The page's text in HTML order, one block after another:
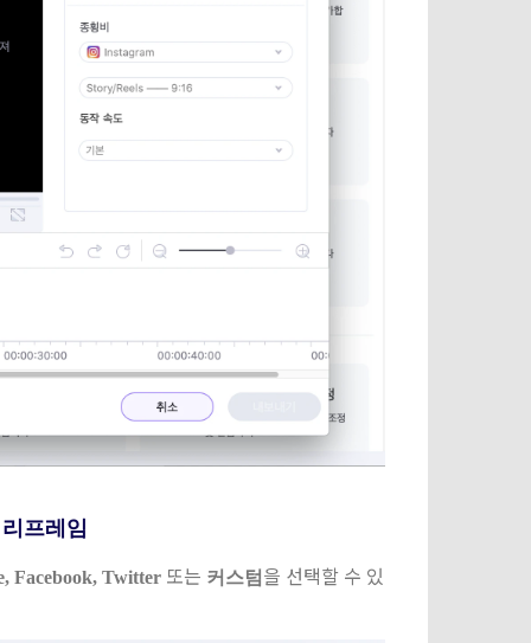
프레임
Facebook, Twitter 또는 커스텀 을 선택할 수 있